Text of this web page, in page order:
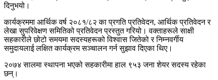
दिनुभयो।
कार्यक्रममा आर्थिक वर्ष २०८१/८२ का प्रगति प्रतिवेदन, आर्थिक प्रतिवेदन र
लेखा सुपरिवेक्षण समितिको प्रतिवेदन प्रस्तुत गरियो। वक्ताहरूले साक्षी
सहकारीले छोटो समयमा सदस्यहरूको विश्वास जितेको र निम्नवर्गीय
समुदायलाई लक्षित कार्यक्रम सञ्चालन गर्न सुझाव दिएका थिए।
२०७४ सालमा स्थापना भएको सहकारीमा हाल ९५३ जना शेयर सदस्य रहेका
छन्।